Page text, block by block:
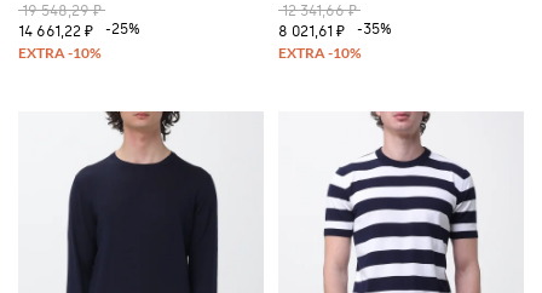
19 548,29 ₽
14 661,22 ₽
-25%
12 341,66 ₽
8 021,61 ₽
-35%